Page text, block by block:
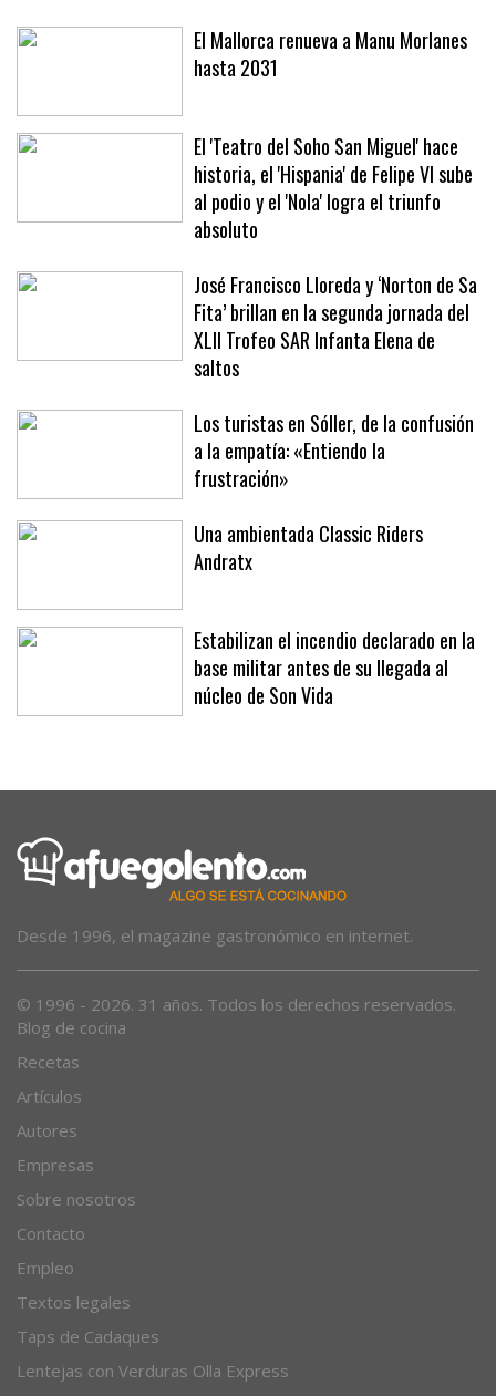
El Mallorca renueva a Manu Morlanes
hasta 2031
El 'Teatro del Soho San Miguel' hace
historia, el 'Hispania' de Felipe VI sube
al podio y el 'Nola' logra el triunfo
absoluto
José Francisco Lloreda y ‘Norton de Sa
Fita’ brillan en la segunda jornada del
XLII Trofeo SAR Infanta Elena de
saltos
Los turistas en Sóller, de la confusión
a la empatía: «Entiendo la
frustración»
Una ambientada Classic Riders
Andratx
Estabilizan el incendio declarado en la
base militar antes de su llegada al
núcleo de Son Vida
Desde 1996, el magazine gastronómico en internet.
© 1996 - 2026. 31 años. Todos los derechos reservados.
Blog de cocina
Recetas
Artículos
Autores
Empresas
Sobre nosotros
Contacto
Empleo
Textos legales
Taps de Cadaques
Lentejas con Verduras Olla Express